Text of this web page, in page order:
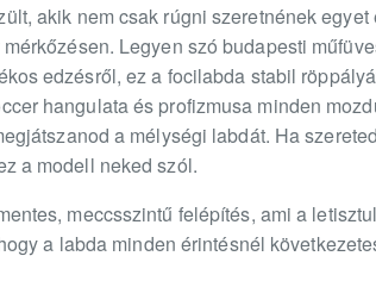
akik nem csak rúgni szeretnének
Legyen szó budapesti
edzésről, ez a focilabda stabil
hangulata és profizmusa minden
a mélységi labdát. Ha
a modell neked szól.
meccsszintű felépítés, ami a
a labda minden érintésnél